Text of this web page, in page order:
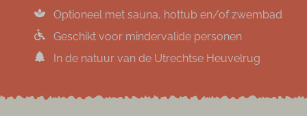
Optioneel met sauna, hottub en/of zwembad
Geschikt voor mindervalide personen
In de natuur van de Utrechtse Heuvelrug